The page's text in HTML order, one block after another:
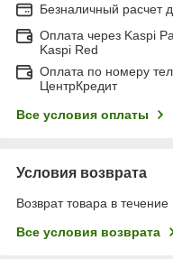
Безналичный расчет
Оплата через Kaspi
Kaspi Red
Оплата по номеру
ЦентрКредит
Все условия оплаты
Условия возврата
Возврат товара в
Все условия возврата